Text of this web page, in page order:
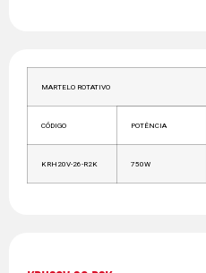
MARTELO ROTATIVO
CÓDIGO POTÊNCIA
KRH20V-26-R2K 750W